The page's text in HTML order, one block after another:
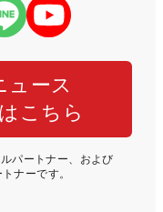
ュース
こちら
パートナー、および
ナーです。